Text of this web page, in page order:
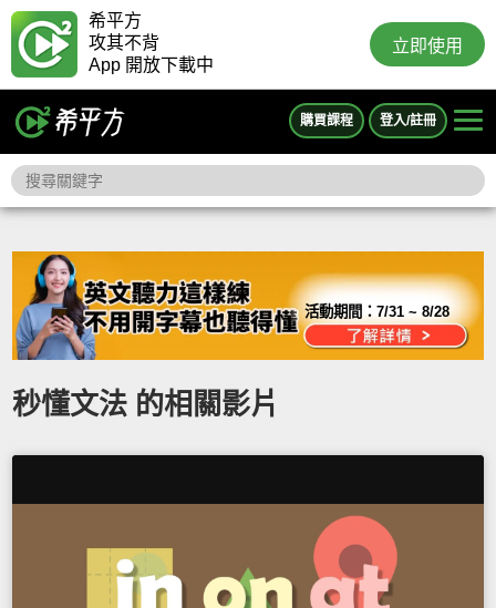
希平方
攻其不背
App 開放下載中
立即使用
購買課程 登入/註冊
活動期間：7/31 ~ 8/28
秒懂文法 的相關影片